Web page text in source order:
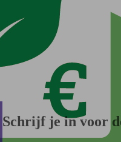
Schrijf je in voor